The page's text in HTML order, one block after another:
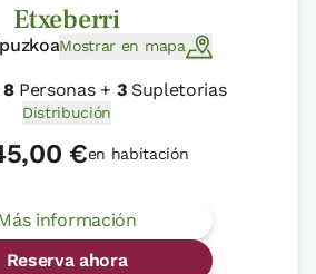
Etxeberri
Mostrar en mapa
8Personas + 3Supletorias
Distribución
€en habitación
información
Reserva ahora